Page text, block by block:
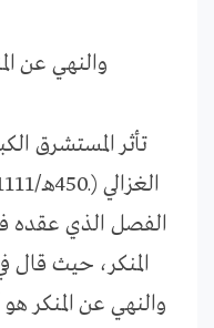
والنهي عن
تأثر المستشرق
الفصل الذي عقده
المنكر، حيث قال
والنهي عن المنكر